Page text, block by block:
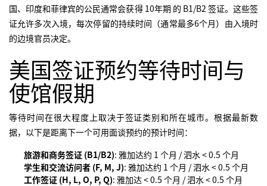
国、印度和菲律宾的公民通常会获得 10年期 的 B1/B2 签证。这些签
证允许多次入境，每次停留的持续时间（通常最多6个月）由入境时
的边境官员决定。
美国签证预约等待时间与
使馆假期
等待时间在很大程度上取决于签证类别和所在城市。根据最新数
据，以下是距离下一个可用面谈预约的预计时间：
旅游和商务签证 (B1/B2): 雅加达约 1 个月 / 泗水 < 0.5 个月
学生和交流访问者 (F, M, J): 雅加达约 1 个月 / 泗水 < 0.5 个月
工作签证 (H, L, O, P, Q): 雅加达 < 0.5 个月 / 泗水 < 0.5 个月